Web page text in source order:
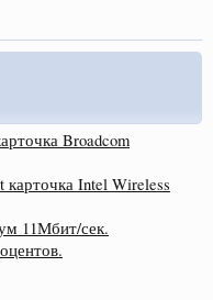
Broadcom
карточка Intel Wireless
11Мбит/сек.